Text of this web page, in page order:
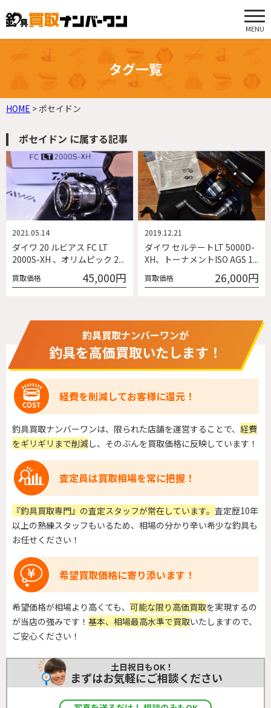
MENU
タグ一覧
HOME >ポセイドン
ポセイドン に属する記事
ダイワ 20 ルビアス FC LT
2000S-XH 、オリムピック 2...
2021.05.14
買取価格 45,000円
ダイワ セルテートLT 5000D-
XH、トーナメントISO AGS 1...
2019.12.21
買取価格 26,000円
釣具買取ナンバーワンが
釣具を高価買取いたします！
経費を削減してお客様に還元！
釣具買取ナンバーワンは、限られた店舗を運営することで、 経費
をギリギリまで削減し、そのぶんを買取価格に反映しています！
査定員は買取相場を常に把握！
『釣具買取専門』の査定スタッフが常在しています。 査定歴10年
以上の熟練スタッフもいるため、相場の分かり辛い希少な釣具も
お任せください！
希望買取価格に寄り添います！
希望価格が相場より高くても、 可能な限り高価買取を実現するの
が当店の強みです！ 基本、相場最高水準で買取いたしますので、
ご安心ください！
土日祝日もOK！
まずはお気軽にご相談ください